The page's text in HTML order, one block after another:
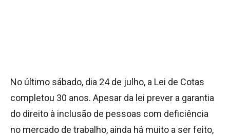
No último sábado, dia 24 de julho, a Lei de Cotas
completou 30 anos. Apesar da lei prever a garantia
do direito à inclusão de pessoas com deficiência
no mercado de trabalho, ainda há muito a ser feito,